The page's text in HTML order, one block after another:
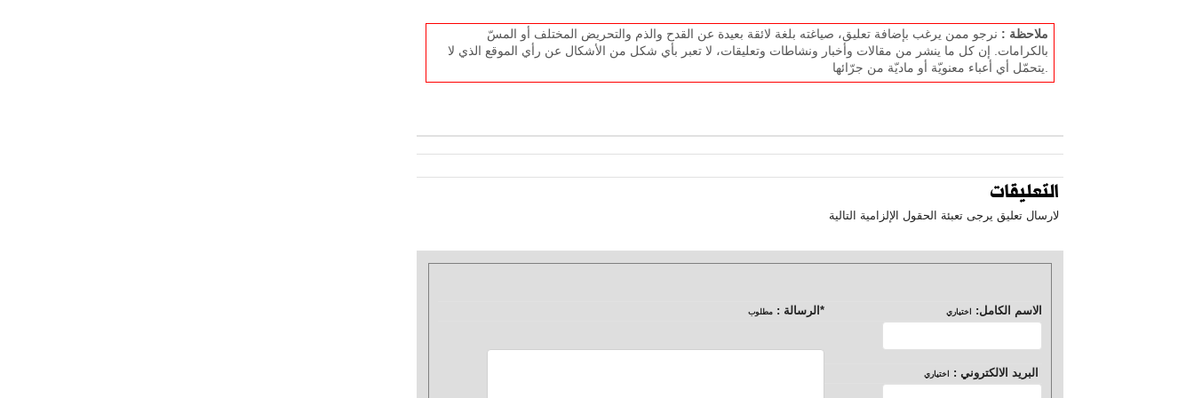
ملاحظة : نرجو ممن يرغب بإضافة تعليق، صياغته بلغة لائقة بعيدة عن القدح والذم والتحريض المختلف أو المسّ
بالكرامات. إن كل ما ينشر من مقالات وأخبار ونشاطات وتعليقات، لا تعبر بأي شكل من الأشكال عن رأي الموقع الذي لا
التعليقات
لارسال تعليق يرجى تعبئة الحقول الإلزامية التالية
الاسم الكامل: اختياري * الرسالة : مطلوب
البريد الالكتروني : اختياري